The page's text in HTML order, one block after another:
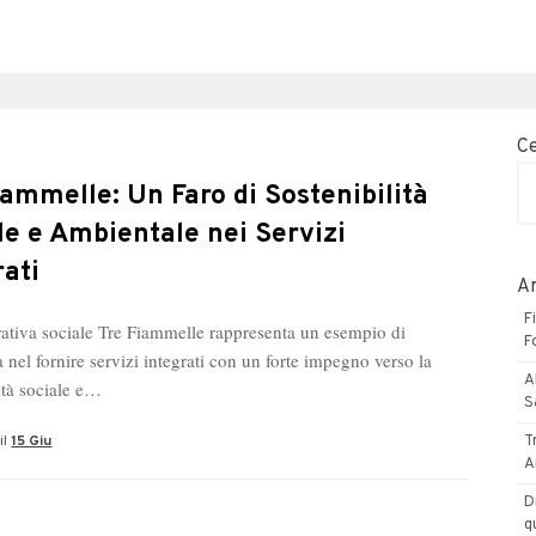
Un Faro di Sostenibilità
e Ambientale nei Servizi
sociale Tre Fiammelle rappresenta un esempio di
nel fornire servizi integrati con un forte impegno verso la
sociale e…
il15 Giu